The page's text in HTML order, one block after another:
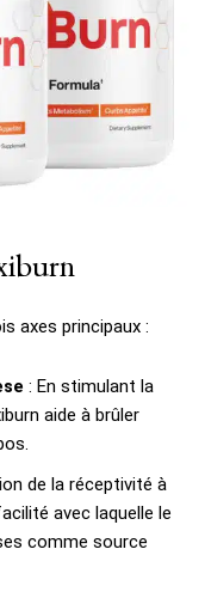
axes principaux :
: En stimulant la
aide à brûler
de la réceptivité à
avec laquelle le
comme source